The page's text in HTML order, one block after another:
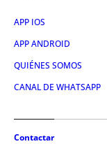
APP IOS
APP ANDROID
QUIÉNES SOMOS
CANAL DE WHATSAPP
Contactar